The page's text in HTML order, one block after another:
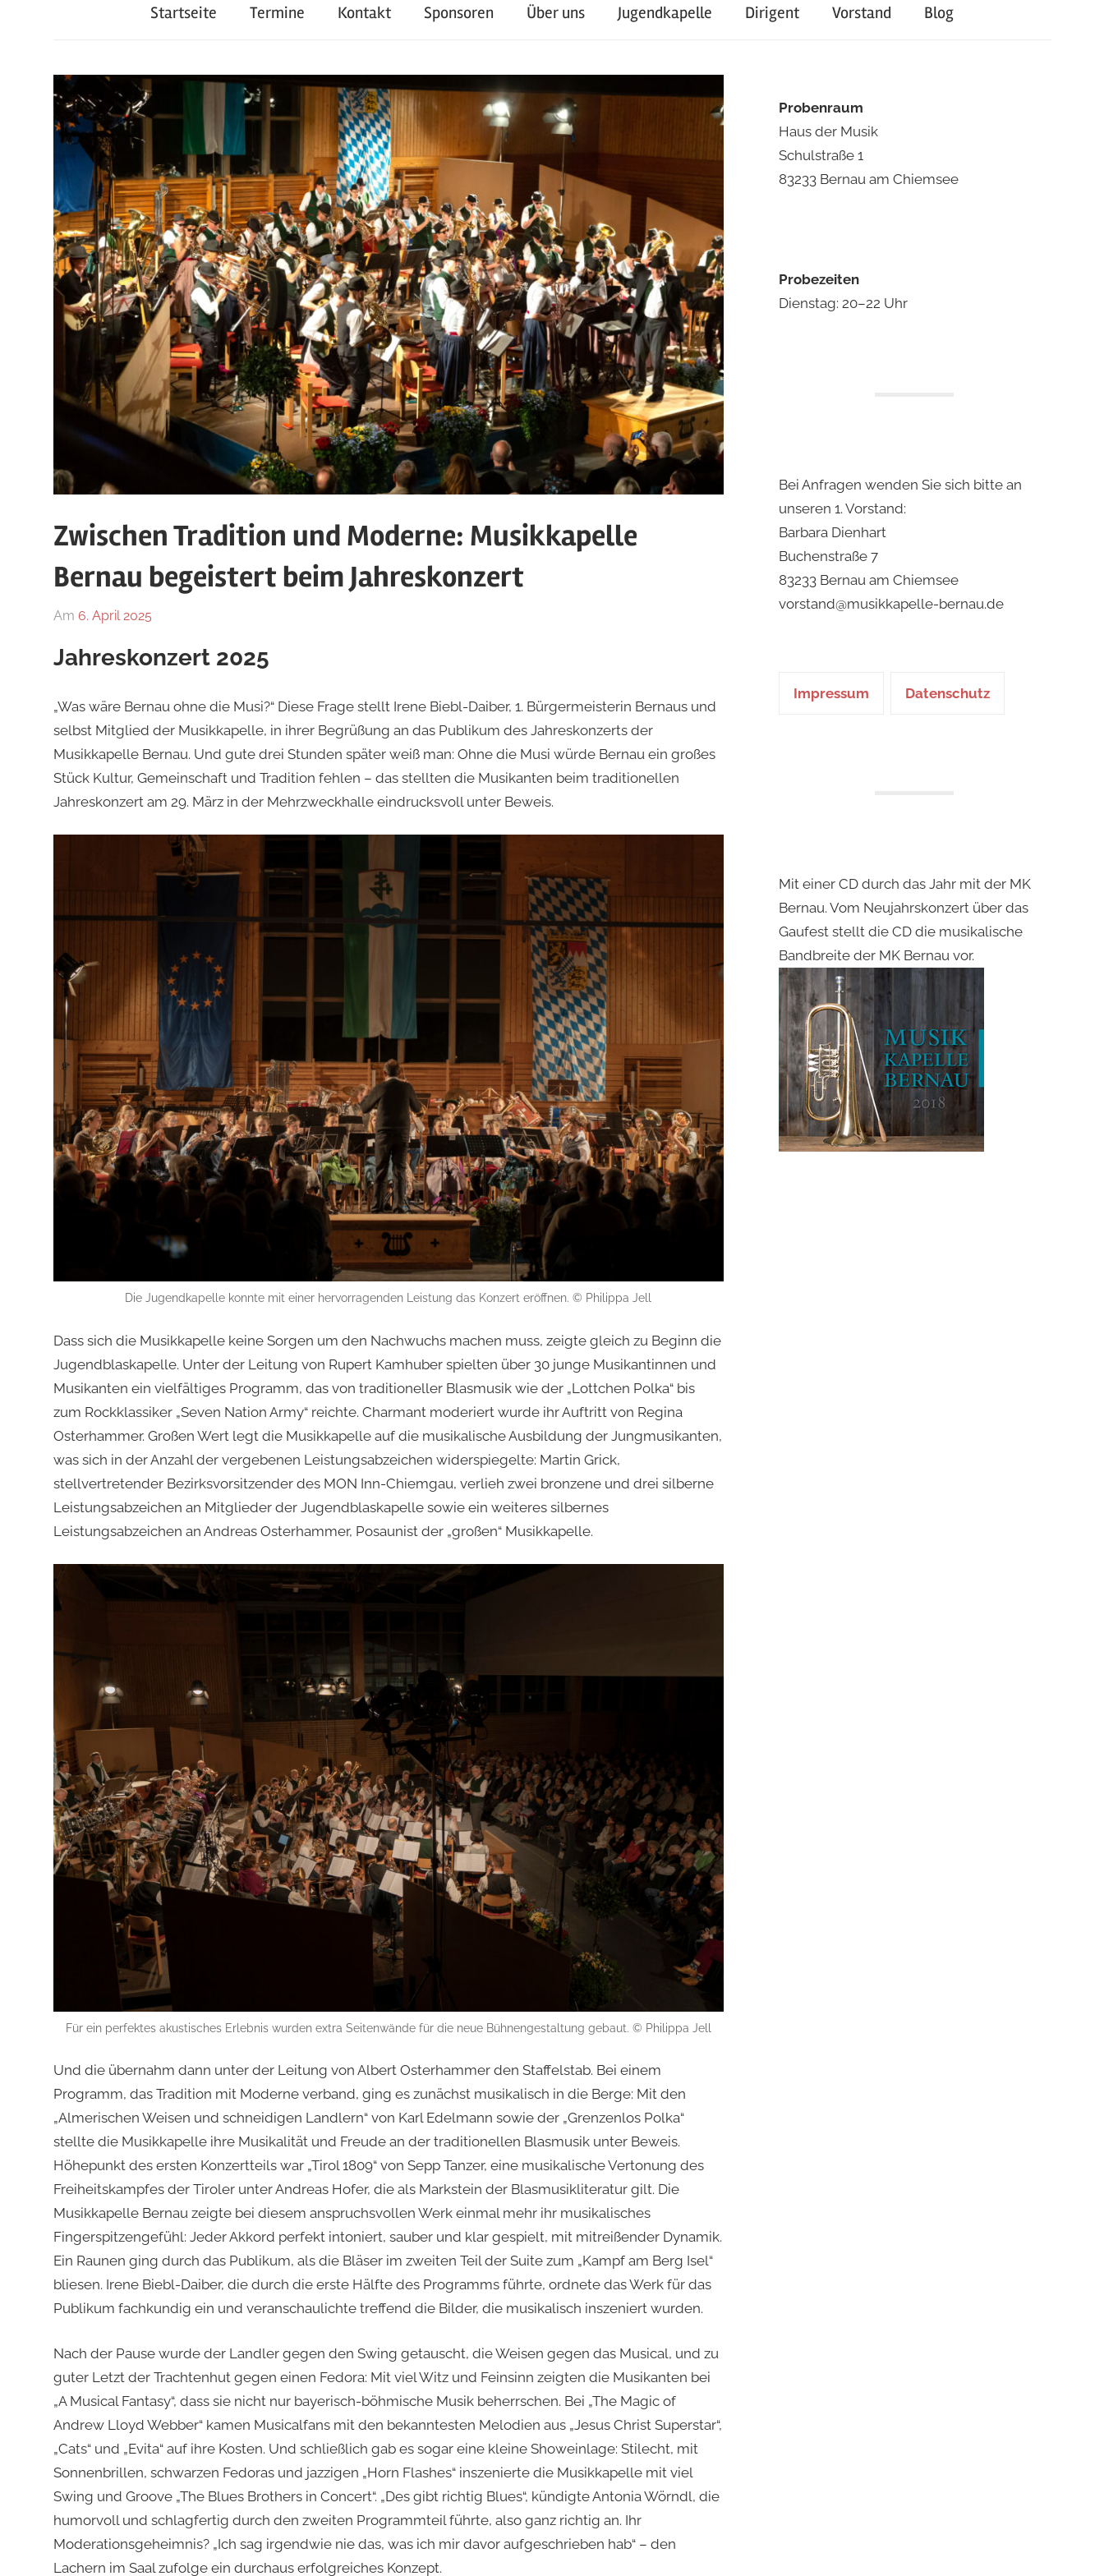
Startseite Termine Kontakt Sponsoren Über uns Jugendkapelle Dirigent Vorstand Blog
Zwischen Tradition und Moderne: Musikkapelle
Bernau begeistert beim Jahreskonzert
Am 6. April 2025
Osterhammer
Jahreskonzert 2025
„Was wäre Bernau ohne die Musi?“ Diese Frage stellt Irene Biebl-Daiber, 1. Bürgermeisterin Bernaus und
selbst Mitglied der Musikkapelle, in ihrer Begrüßung an das Publikum des Jahreskonzerts der
Musikkapelle Bernau. Und gute drei Stunden später weiß man: Ohne die Musi würde Bernau ein großes
Stück Kultur, Gemeinschaft und Tradition fehlen – das stellten die Musikanten beim traditionellen
Jahreskonzert am 29. März in der Mehrzweckhalle eindrucksvoll unter Beweis.
Die Jugendkapelle konnte mit einer hervorragenden Leistung das Konzert eröffnen. © Philippa Jell
Dass sich die Musikkapelle keine Sorgen um den Nachwuchs machen muss, zeigte gleich zu Beginn die
Jugendblaskapelle. Unter der Leitung von Rupert Kamhuber spielten über 30 junge Musikantinnen und
Musikanten ein vielfältiges Programm, das von traditioneller Blasmusik wie der „Lottchen Polka“ bis
zum Rockklassiker „Seven Nation Army“ reichte. Charmant moderiert wurde ihr Auftritt von Regina
Osterhammer. Großen Wert legt die Musikkapelle auf die musikalische Ausbildung der Jungmusikanten,
was sich in der Anzahl der vergebenen Leistungsabzeichen widerspiegelte: Martin Grick,
stellvertretender Bezirksvorsitzender des MON Inn-Chiemgau, verlieh zwei bronzene und drei silberne
Leistungsabzeichen an Mitglieder der Jugendblaskapelle sowie ein weiteres silbernes
Leistungsabzeichen an Andreas Osterhammer, Posaunist der „großen“ Musikkapelle.
Für ein perfektes akustisches Erlebnis wurden extra Seitenwände für die neue Bühnengestaltung gebaut. © Philippa Jell
Und die übernahm dann unter der Leitung von Albert Osterhammer den Staffelstab. Bei einem
Programm, das Tradition mit Moderne verband, ging es zunächst musikalisch in die Berge: Mit den
„Almerischen Weisen und schneidigen Landlern“ von Karl Edelmann sowie der „Grenzenlos Polka“
stellte die Musikkapelle ihre Musikalität und Freude an der traditionellen Blasmusik unter Beweis.
Höhepunkt des ersten Konzertteils war „Tirol 1809“ von Sepp Tanzer, eine musikalische Vertonung des
Freiheitskampfes der Tiroler unter Andreas Hofer, die als Markstein der Blasmusikliteratur gilt. Die
Musikkapelle Bernau zeigte bei diesem anspruchsvollen Werk einmal mehr ihr musikalisches
Fingerspitzengefühl: Jeder Akkord perfekt intoniert, sauber und klar gespielt, mit mitreißender Dynamik.
Ein Raunen ging durch das Publikum, als die Bläser im zweiten Teil der Suite zum „Kampf am Berg Isel“
bliesen. Irene Biebl-Daiber, die durch die erste Hälfte des Programms führte, ordnete das Werk für das
Publikum fachkundig ein und veranschaulichte treffend die Bilder, die musikalisch inszeniert wurden.
Nach der Pause wurde der Landler gegen den Swing getauscht, die Weisen gegen das Musical, und zu
guter Letzt der Trachtenhut gegen einen Fedora: Mit viel Witz und Feinsinn zeigten die Musikanten bei
„A Musical Fantasy“, dass sie nicht nur bayerisch-böhmische Musik beherrschen. Bei „The Magic of
Andrew Lloyd Webber“ kamen Musicalfans mit den bekanntesten Melodien aus „Jesus Christ Superstar“,
„Cats“ und „Evita“ auf ihre Kosten. Und schließlich gab es sogar eine kleine Showeinlage: Stilecht, mit
Sonnenbrillen, schwarzen Fedoras und jazzigen „Horn Flashes“ inszenierte die Musikkapelle mit viel
Swing und Groove „The Blues Brothers in Concert“. „Des gibt richtig Blues“, kündigte Antonia Wörndl, die
humorvoll und schlagfertig durch den zweiten Programmteil führte, also ganz richtig an. Ihr
Moderationsgeheimnis? „Ich sag irgendwie nie das, was ich mir davor aufgeschrieben hab“ – den
Lachern im Saal zufolge ein durchaus erfolgreiches Konzept.
Probenraum
Haus der Musik
Schulstraße 1
83233 Bernau am Chiemsee
Probezeiten
Dienstag: 20–22 Uhr
Bei Anfragen wenden Sie sich bitte an
unseren 1. Vorstand:
Barbara Dienhart
Buchenstraße 7
83233 Bernau am Chiemsee
vorstand@musikkapelle-bernau.de
Impressum Datenschutz
Mit einer CD durch das Jahr mit der MK
Bernau. Vom Neujahrskonzert über das
Gaufest stellt die CD die musikalische
Bandbreite der MK Bernau vor.